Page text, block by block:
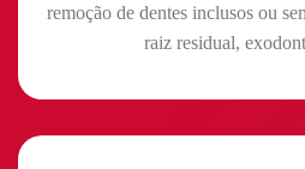
remoção de dentes inclusos ou
raiz residual,